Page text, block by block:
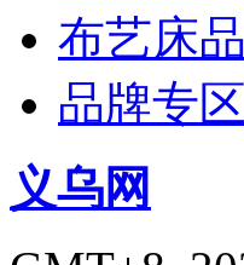
布艺床品
品牌专区
义乌网